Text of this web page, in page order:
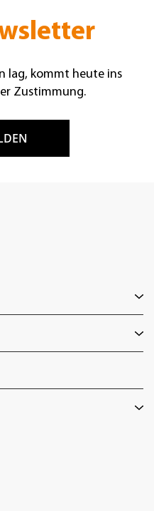
lag, kommt heute ins
Zustimmung.